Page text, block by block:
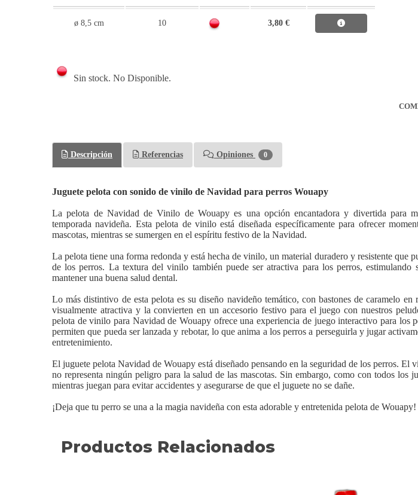
ø 8,5 cm 10 3,80 €
Sin stock. No Disponible.
Descripción Referencias Opiniones 0
Juguete pelota con sonido de vinilo de Navidad para perros Wouapy
La pelota de Navidad de Vinilo de Wouapy es una opción encantadora y divertida para
temporada navideña. Esta pelota de vinilo está diseñada específicamente para ofrecer
mascotas, mientras se sumergen en el espíritu festivo de la Navidad.
La pelota tiene una forma redonda y está hecha de vinilo, un material duradero y resistente que
de los perros. La textura del vinilo también puede ser atractiva para los perros,
mantener una buena salud dental.
Lo más distintivo de esta pelota es su diseño navideño temático, con bastones de caramelo en
visualmente atractiva y la convierten en un accesorio festivo para el juego con nuestros
pelota de vinilo para Navidad de Wouapy ofrece una experiencia de juego interactivo para los
permiten que pueda ser lanzada y rebotar, lo que anima a los perros a perseguirla y jugar
entretenimiento.
El juguete pelota Navidad de Wouapy está diseñado pensando en la seguridad de los perros.
no representa ningún peligro para la salud de las mascotas. Sin embargo, como con todos los
mientras juegan para evitar accidentes y asegurarse de que el juguete no se dañe.
¡Deja que tu perro se una a la magia navideña con esta adorable y entretenida pelota de Wouapy!
Productos Relacionados